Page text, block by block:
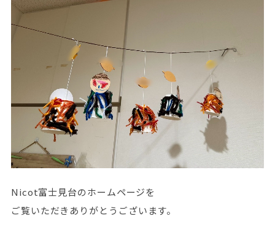
Nicot富士見台のホームページを
ご覧いただきありがとうございます。